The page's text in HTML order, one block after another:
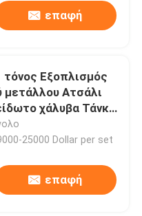
επαφή
τόνος Εξοπλισμός
μετάλλου Ατσάλι
χάλυβα Τάνκ
Σκουπίδας
γυαλιστής
25000 Dollar per set
επαφή